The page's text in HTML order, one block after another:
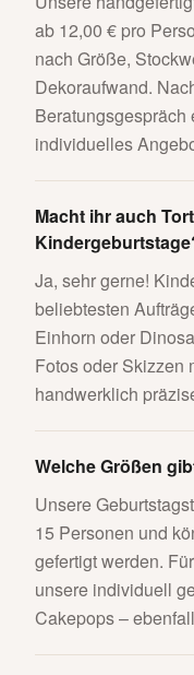
ab 12,00 € pro
nach Größe,
Dekoraufwand.
individuelles
Macht ihr auch
Ja, sehr gerne!
beliebtesten
Einhorn oder
Fotos oder Skizzen
handwerklich
Welche Größen
Unsere
15 Personen und
gefertigt werden.
unsere individuell
Cakepops –